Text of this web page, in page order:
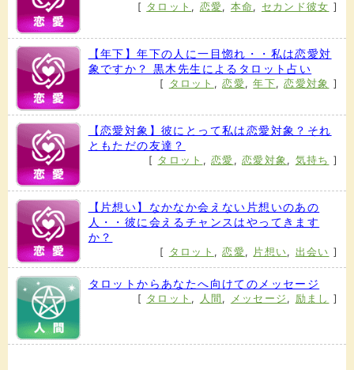
[ タロット , 恋愛, 本命 , セカンド彼女 ]
【年下】年下の人に一目惚れ・・私は恋愛対
象ですか？ 黒木先生によるタロット占い
[ タロット ,恋愛,年下,恋愛対象 ]
【恋愛対象】彼にとって私は恋愛対象？それ
ともただの友達？
[ タロット ,恋愛 ,恋愛対象 , 気持ち ]
【片想い】なかなか会えない片想いのあの
人・・彼に会えるチャンスはやってきます
か？
[ タロット ,恋愛, 片想い, 出会い ]
タロットからあなたへ向けてのメッセージ
[ タロット , 人間 , メッセージ , 励まし ]